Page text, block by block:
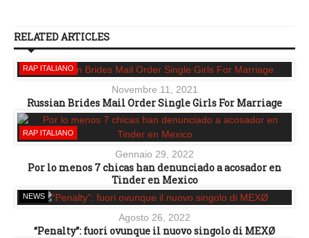
RELATED ARTICLES
RAP ITALIANO
Novembre 11, 2021
Russian Brides Mail Order Single Girls For Marriage
RAP ITALIANO
Gennaio 29, 2022
Por lo menos 7 chicas han denunciado a acosador en
Tinder en Mexico
NEWS
Agosto 26, 2022
“Penalty”: fuori ovunque il nuovo singolo di MEXØ